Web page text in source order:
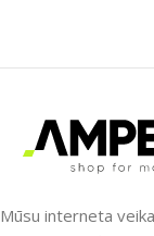
UZREIZ
Mūsu interneta